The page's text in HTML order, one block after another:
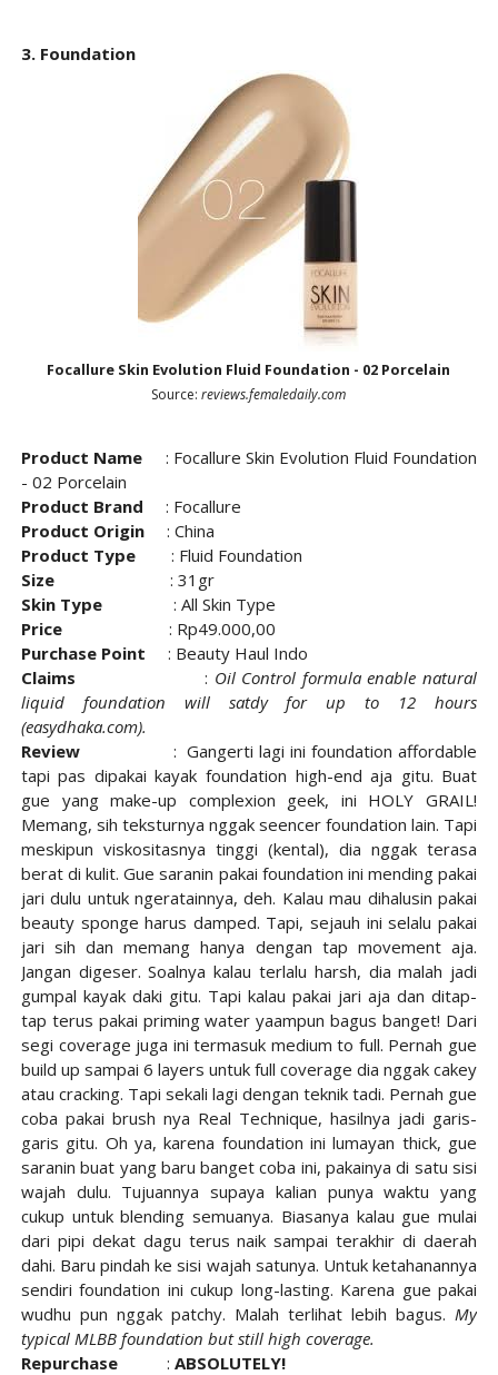
3. Foundation
Focallure Skin Evolution Fluid Foundation - 02 Porcelain
Source:reviews.femaledaily.com
Product Name : Focallure Skin Evolution Fluid Foundation
- 02 Porcelain
Product Brand
: Focallure
Product Origin : China
Product Type: Fluid Foundation
Size
: 31gr
Skin Type
: All Skin Type
Price : Rp49.000,00
Purchase Point
: Beauty Haul Indo
Claims: Oil Control formula enable natural
liquid foundation will satdy for up to 12 hours
(easydhaka.com).
Review
: Gangerti lagi ini foundation affordable
tapi pas dipakai kayak foundation high-end aja gitu. Buat
gue yang make-up complexion geek, ini HOLY GRAIL!
Memang, sih teksturnya nggak seencer foundation lain. Tapi
meskipun viskositasnya tinggi (kental), dia nggak terasa
berat di kulit. Gue saranin pakai foundation ini mending pakai
jari dulu untuk ngeratainnya, deh. Kalau mau dihalusin pakai
beauty sponge harus damped. Tapi, sejauh ini selalu pakai
jari sih dan memang hanya dengan tap movement aja.
Jangan digeser. Soalnya kalau terlalu harsh, dia malah jadi
gumpal kayak daki gitu. Tapi kalau pakai jari aja dan ditap-
tap terus pakai priming water yaampun bagus banget! Dari
segi coverage juga ini termasuk medium to full. Pernah gue
build up sampai 6 layers untuk full coverage dia nggak cakey
atau cracking. Tapi sekali lagi dengan teknik tadi. Pernah gue
coba pakai brush nya Real Technique, hasilnya jadi garis-
garis gitu. Oh ya, karena foundation ini lumayan thick, gue
saranin buat yang baru banget coba ini, pakainya di satu sisi
wajah dulu. Tujuannya supaya kalian punya waktu yang
cukup untuk blending semuanya. Biasanya kalau gue mulai
dari pipi dekat dagu terus naik sampai terakhir di daerah
dahi. Baru pindah ke sisi wajah satunya. Untuk ketahanannya
sendiri foundation ini cukup long-lasting. Karena gue pakai
wudhu pun nggak patchy. Malah terlihat lebih bagus. My
typical MLBB foundation but still high coverage.
Repurchase : ABSOLUTELY!